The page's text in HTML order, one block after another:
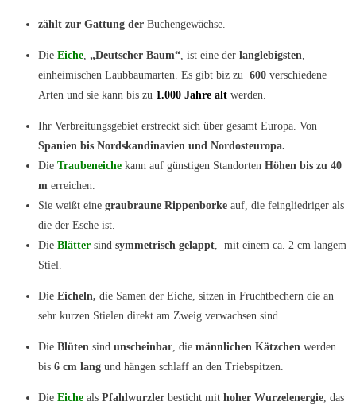
zählt zur Gattung der Buchengewächse.
Die Eiche „Deutscher Baum“ , ist eine der langlebigsten
einheimischen Laubbaumarten. Es gibt biz zu 600 verschiedene
Arten und sie kann bis zu 1.000 Jahre alt werden.
Ihr Verbreitungsgebiet erstreckt sich über gesamt Europa. Von
Spanien bis Nordskandinavien und Nordosteuropa.
Die Traubeneiche kann auf günstigen Standorten Höhen bis zu 40
m erreichen.
Sie weißt eine graubraune Rippenborke auf, die feingliedriger als
die der Esche ist.
Die Blätter sind symmetrisch gelappt , mit einem ca. 2 cm langem
Stiel.
Die Eicheln, die Samen der Eiche, sitzen in Fruchtbechern die an
sehr kurzen Stielen direkt am Zweig verwachsen sind.
Die Blüten sind unscheinbar , die männlichen Kätzchen werden
bis 6 cm lang und hängen schlaff an den Triebspitzen.
Die Eiche als Pfahlwurzler besticht mit hoher Wurzelenergie , das